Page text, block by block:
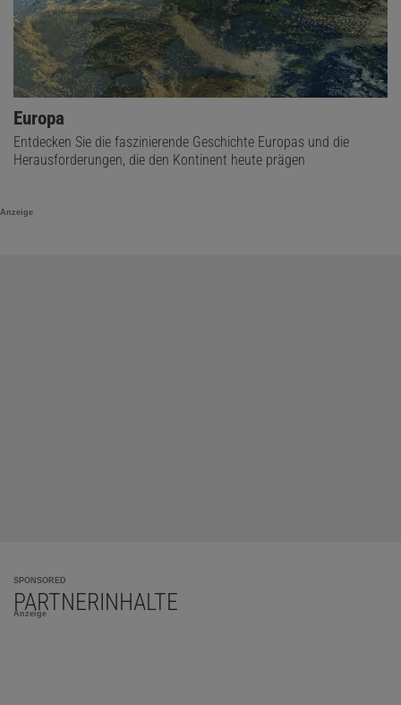
Europa
Entdecken Sie die faszinierende Geschichte Europas und die
Herausforderungen, die den Kontinent heute prägen
Anzeige
SPONSORED
PARTNERINHALTE
Anzeige